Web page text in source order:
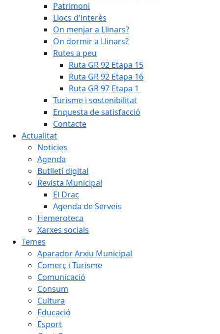
Patrimoni
Llocs d'interès
On menjar a Llinars?
On dormir a Llinars?
Rutes a peu
Ruta GR 92 Etapa 15
Ruta GR 92 Etapa 16
Ruta GR 97 Etapa 1
Turisme i sostenibilitat
Enquesta de satisfacció
Contacte
Actualitat
Noticies
Agenda
Butlletí digital
Revista Municipal
El Drac
Agenda de Serveis
Hemeroteca
Xarxes socials
Temes
Aparador Arxiu Municipal
Comerç i Turisme
Comunicació
Consum
Cultura
Educació
Esport